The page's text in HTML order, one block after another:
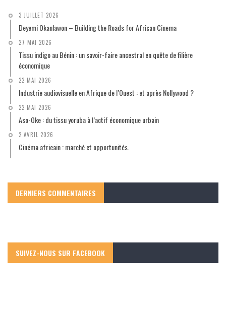
3 JUILLET 2026
Deyemi Okanlawon – Building the Roads for African Cinema
27 MAI 2026
Tissu indigo au Bénin : un savoir-faire ancestral en quête de filière
économique
22 MAI 2026
Industrie audiovisuelle en Afrique de l’Ouest : et après Nollywood ?
22 MAI 2026
Aso-Oke : du tissu yoruba à l’actif économique urbain
2 AVRIL 2026
Cinéma africain : marché et opportunités.
DERNIERS COMMENTAIRES
SUIVEZ-NOUS SUR FACEBOOK